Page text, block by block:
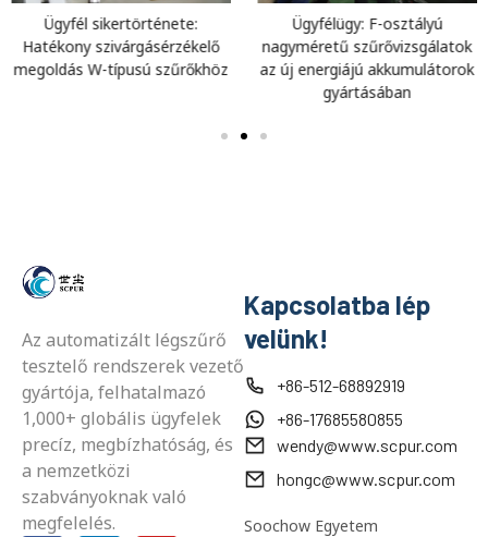
Ügyfél sikertörténete:
Hatékony szivárgásérzékelő
megoldás W-típusú szűrőkhöz
Ügyfélügy: F-osztályú
nagyméretű szűrővizsgálatok
az új energiájú akkumulátorok
gyártásában
Az automatizált légszűrő
tesztelő rendszerek vezető
gyártója, felhatalmazó
1,000+ globális ügyfelek
precíz, megbízhatóság, és
a nemzetközi
szabványoknak való
megfelelés.
Kapcsolatba lép
velünk!
+86-512-68892919
+86-17685580855
wendy@www.scpur.com
hongc@www.scpur.com
Soochow Egyetem